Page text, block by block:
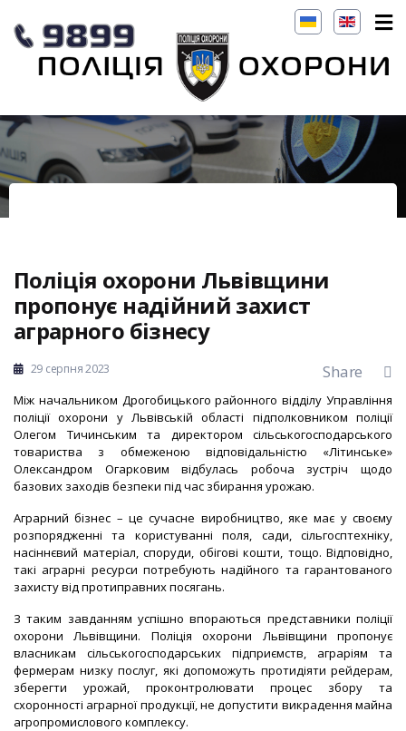
Поліція охорони Львівщини
пропонує надійний захист
аграрного бізнесу
29 серпня 2023 Share
Між начальником Дрогобицького районного відділу Управління
поліції охорони у Львівській області підполковником поліції
Олегом Тичинським та директором сільськогосподарського
товариства з обмеженою відповідальністю «Літинське»
Олександром Огарковим відбулась робоча зустріч щодо
базових заходів безпеки під час збирання урожаю.
Аграрний бізнес – це сучасне виробництво, яке має у своєму
розпорядженні та користуванні поля, сади, сільгосптехніку,
насіннєвий матеріал, споруди, обігові кошти, тощо. Відповідно,
такі аграрні ресурси потребують надійного та гарантованого
захисту від протиправних посягань.
З таким завданням успішно впораються представники поліції
охорони Львівщини. Поліція охорони Львівщини пропонує
власникам сільськогосподарських підприємств, аграріям та
фермерам низку послуг, які допоможуть протидіяти рейдерам,
зберегти урожай, проконтролювати процес збору та
схоронності аграрної продукції, не допустити викрадення майна
агропромислового комплексу.